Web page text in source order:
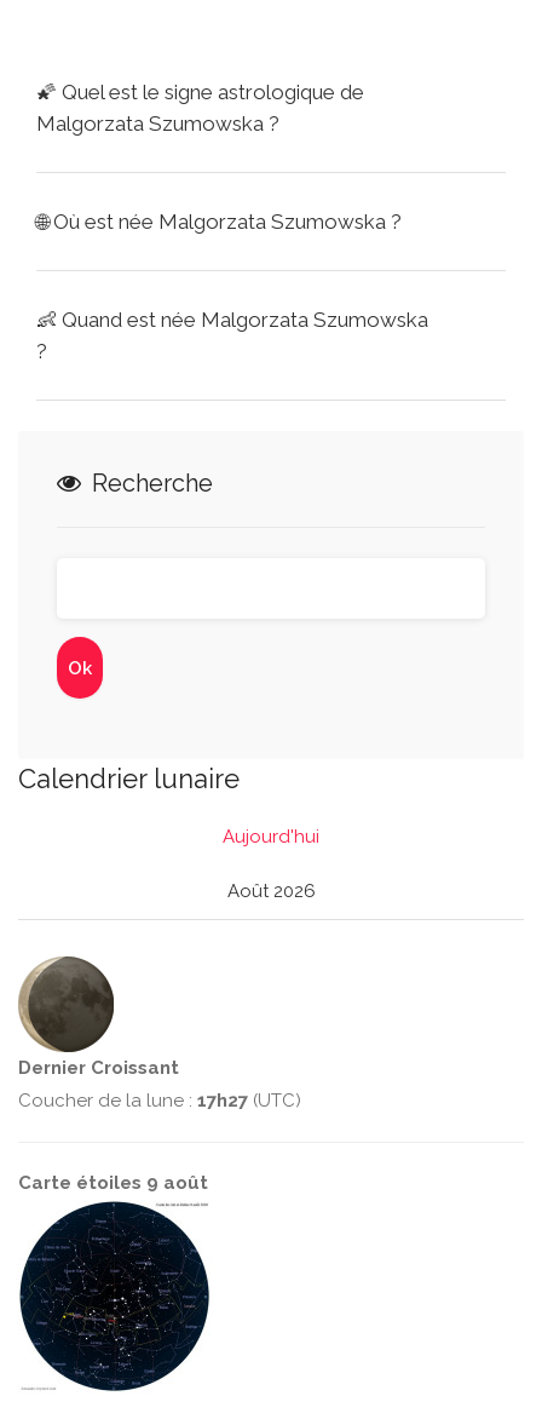
🌠 Quel est le signe astrologique de
Malgorzata Szumowska ?
🌐Où est née Malgorzata Szumowska ?
👶 Quand est née Malgorzata Szumowska
?
Recherche
Calendrier lunaire
Aujourd'hui
Août 2026
Dernier Croissant
Coucher de la lune : 17h27 (UTC)
Carte étoiles 9 août